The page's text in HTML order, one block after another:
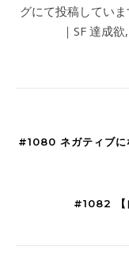
グにて投稿してい
｜SF 達成
#1080 ネガティブに
#1082 【